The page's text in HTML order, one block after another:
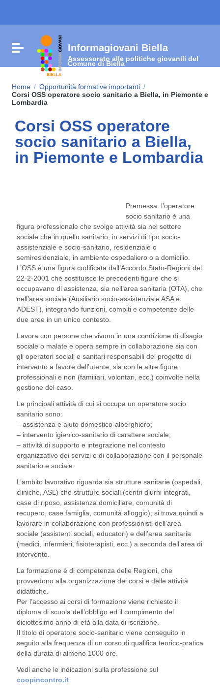
Attiva / disattiva la navigazione
Informagiovani Biella
Assessorato alle politiche giovanili del
Comune di Biella
Home / Opportunità formative importanti /
Corsi OSS operatore socio sanitario a Biella, in Piemonte e
Lombardia
Corsi OSS operatore
socio sanitario a Biella,
in Piemonte e Lombardia
Premessa: l’operatore
socio sanitario è una
figura professionale che svolge attività sia nel settore
sociale che in quello sanitario, in servizi di tipo socio-
assistenziale e socio-sanitario, residenziale o
semiresidenziale, in ambiente ospedaliero o a domicilio.
L’OSS è una figura codificata dall’Accordo Stato-Regioni del
22-2-2001 che sostituisce le precedenti figure che si
occupavano di assistenza, sia nell’area sanitaria (OTA), che
nell’area sociale (Ausiliario socio-assistenziale ASA e
ADEST), integrando funzioni, compiti e competenze delle
due aree in un unico contesto.
Lavora con persone che vivono in una condizione di disagio
sociale o malate e opera sempre in collaborazione sia con
gli operatori sociali e sanitari responsabili del progetto di
intervento a favore dell’utente, sia con le altre figure
professionali e non (familiari, volontari, ecc.) coinvolte nella
gestione del caso.
Le principali attività di cui si occupa un operatore socio
sanitario sono:
– assistenza e aiuto domestico-alberghiero;
– intervento igienico-sanitario di carattere sociale;
– attività di supporto e integrazione nel contesto
organizzativo dei servizi e di collaborazione con il personale
sanitario e sociale.
L’ambito lavorativo riguarda sia strutture sanitarie (ospedali,
cliniche, ASL) che strutture sociali (centri diurni integrati,
case di riposo, assistenza domiciliare, comunità di
recupero, case famiglia, comunità alloggio); si trova quindi a
lavorare in collaborazione con professionisti dell’area
sociale (assistenti sociali, educatori) e dell’area sanitaria
(medici, infermieri, fisioterapisti, ecc.) a seconda dell’area di
intervento.
La formazione è di competenza delle Regioni, che
provvedono alla organizzazione dei corsi e delle attività
didattiche.
Per l’accesso ai corsi di formazione viene richiesto il
diploma di scuola dell’obbligo ed il compimento del
diciottesimo anno di età alla data di iscrizione.
Il titolo di operatore socio-sanitario viene conseguito in
seguito alla frequenza di un corso di qualifica teorico-pratica
della durata di almeno 1000 ore.
Vedi anche le indicazioni sulla professione sul
coopincontro.it